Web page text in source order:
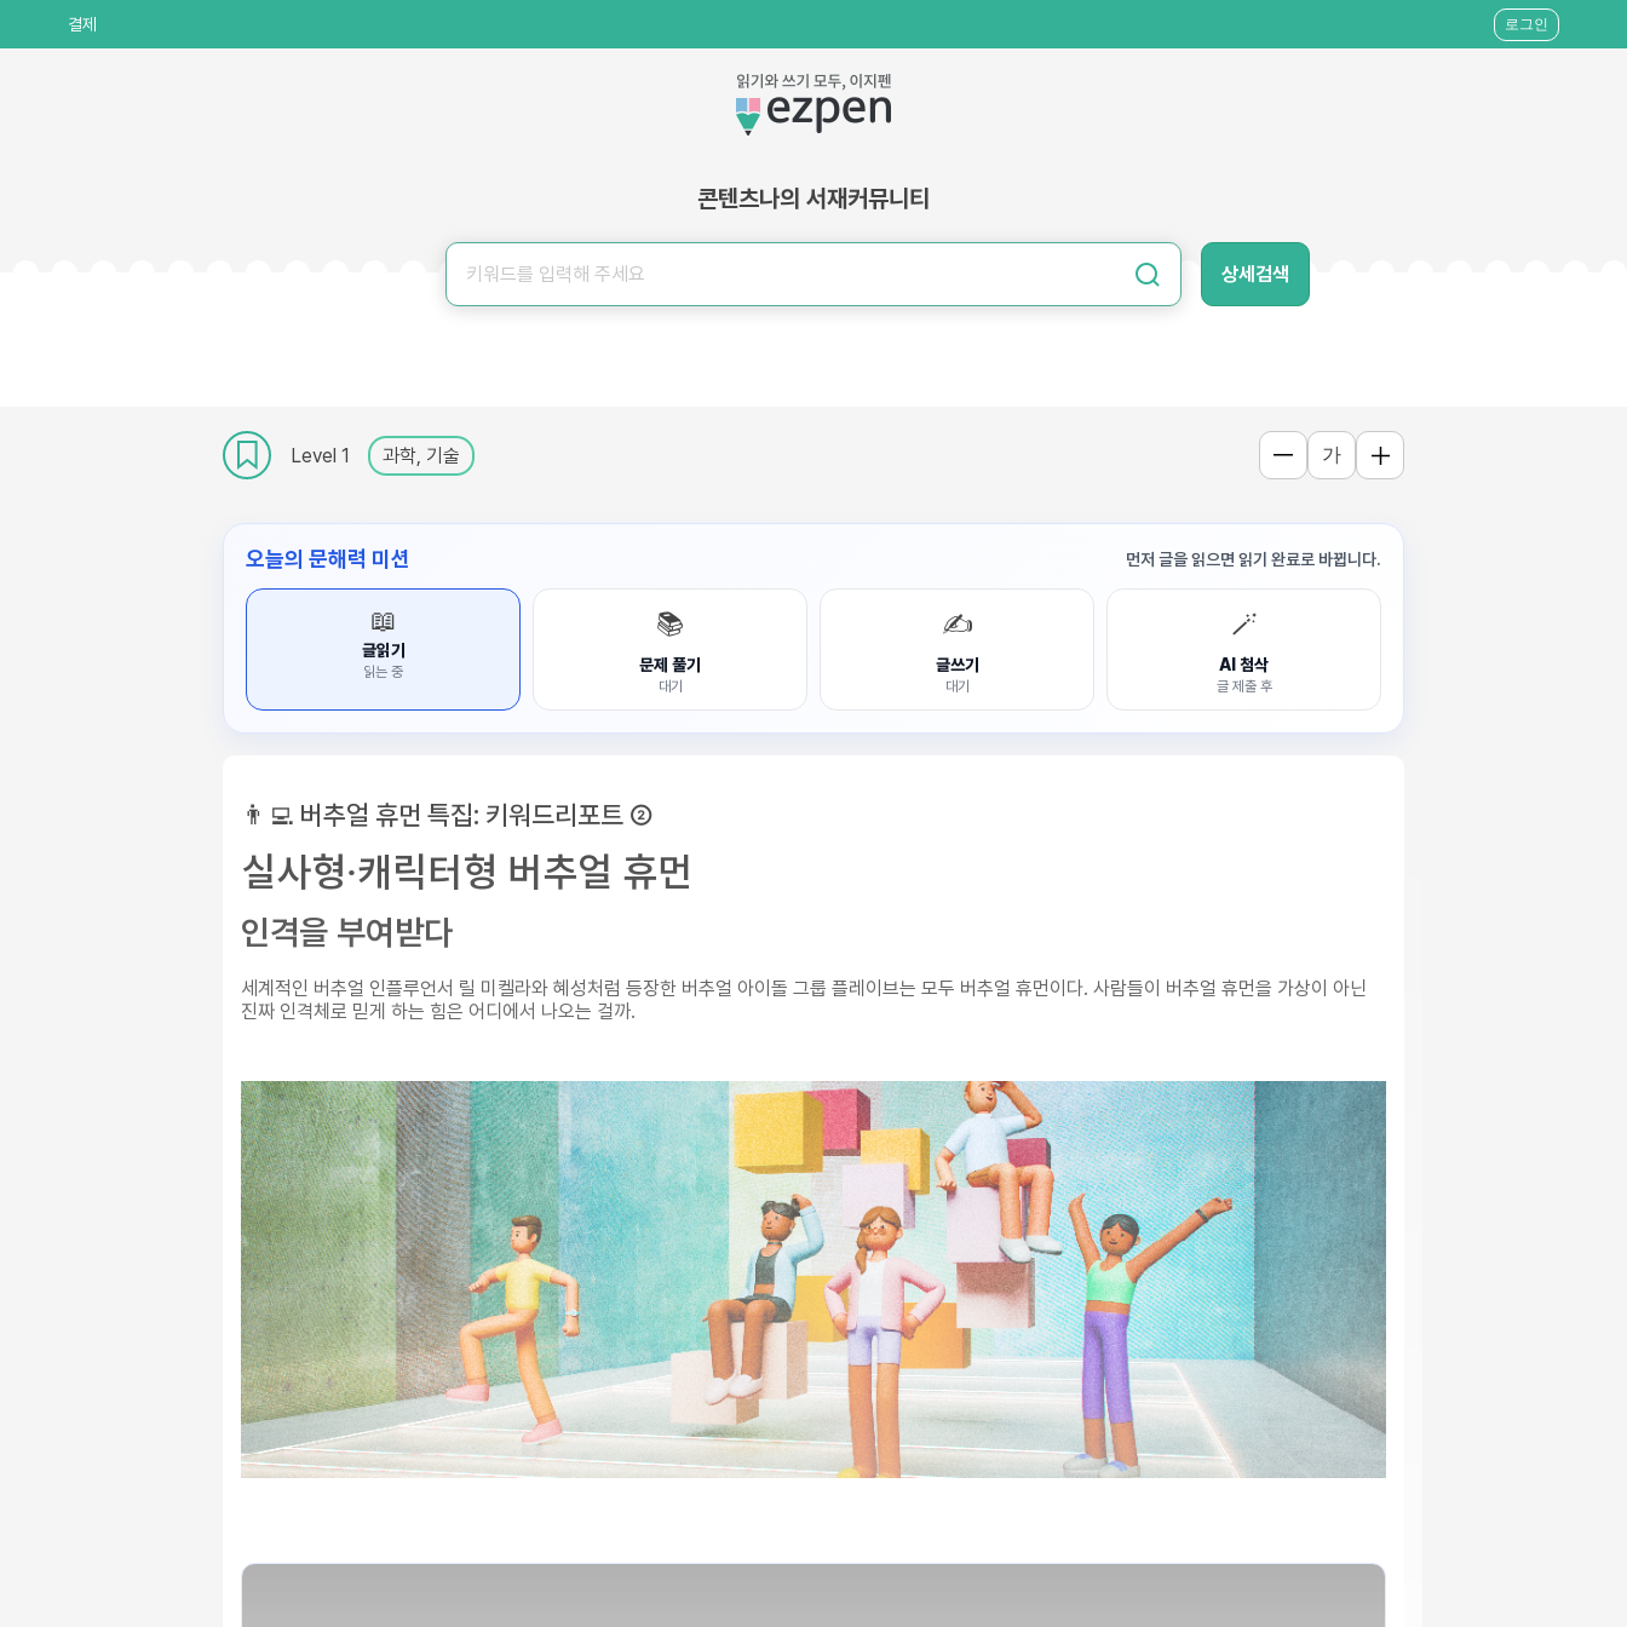
결제 로그인
콘텐츠나의 서재커뮤니티
상세검색
Level 1 과학, 기술 가
오늘의 문해력 미션 먼저 글을 읽으면 읽기 완료로 바뀝니다.
📖
글읽기
읽는 중
📚
문제 풀기
대기
✍️
글쓰기
대기
🪄
AI 첨삭
글 제출 후
👨‍💻 버추얼 휴먼 특집: 키워드리포트 ②
실사형·캐릭터형 버추얼 휴먼
인격을 부여받다
세계적인 버추얼 인플루언서 릴 미켈라와 혜성처럼 등장한 버추얼 아이돌 그룹 플레이브는 모두 버추얼 휴먼이다. 사람들이 버추얼 휴먼을 가상이 아닌
진짜 인격체로 믿게 하는 힘은 어디에서 나오는 걸까.